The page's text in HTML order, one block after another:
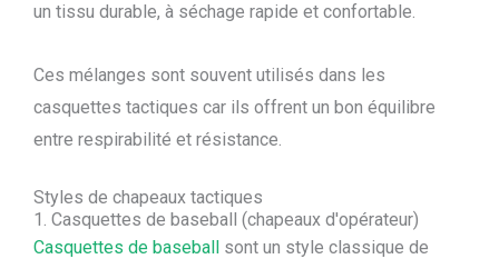
un tissu durable, à séchage rapide et confortable.
Ces mélanges sont souvent utilisés dans les
casquettes tactiques car ils offrent un bon équilibre
entre respirabilité et résistance.
Styles de chapeaux tactiques
1. Casquettes de baseball (chapeaux d'opérateur)
Casquettes de baseball sont un style classique de